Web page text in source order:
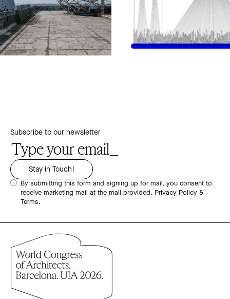
Subscribe to our newsletter
By submitting this form and signing up for mail, you consent to
receive marketing mail at the mail provided. Privacy Policy &
Terms.